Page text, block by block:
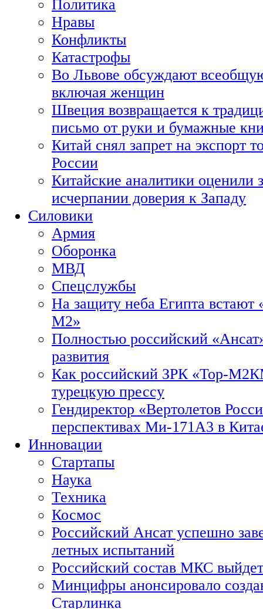
Политика
Нравы
Конфликты
Катастрофы
Во Львове обсуждают
включая женщин
Швеция возвращается к
письмо от руки и бумажные
Китай снял запрет на экспорт
России
Китайские аналитики оценили
исчерпании доверия к Западу
Силовики
Армия
Оборонка
МВД
Спецслужбы
На защиту неба Египта встают
М2»
Полностью российский
развития
Как российский ЗРК «Тор-
турецкую прессу
Гендиректор «Вертолетов
перспективах Ми-171А3 в
Инновации
Стартапы
Наука
Техника
Космос
Российский Ансат успешно
летных испытаний
Российский состав МКС
Минцифры анонсировало
Старлинка